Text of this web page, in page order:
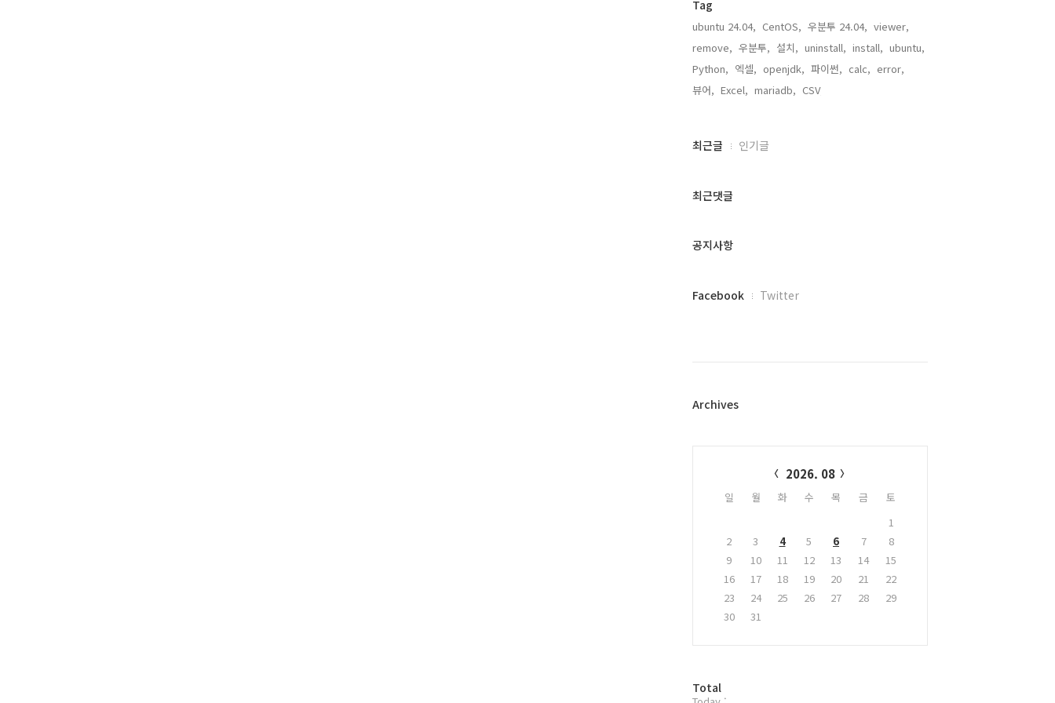
Tag
ubuntu 24.04, CentOS, 우분투 24.04, viewer,
remove, 우분투, 설치, uninstall, install, ubuntu,
Python, 엑셀, openjdk, 파이썬, calc, error,
뷰어, Excel, mariadb, CSV,
최
과
글
최근글 인기글
최근댓글
공지사항
페
플
Facebook Twitter
Archives
2026. 08
일 월 화 수 목 금
토
1
2
3 4 5 6 7
8
9
10 11 12 13 14
15
16
17 18 19 20 21
22
23
24 25 26 27 28
29
30
31
방
Total